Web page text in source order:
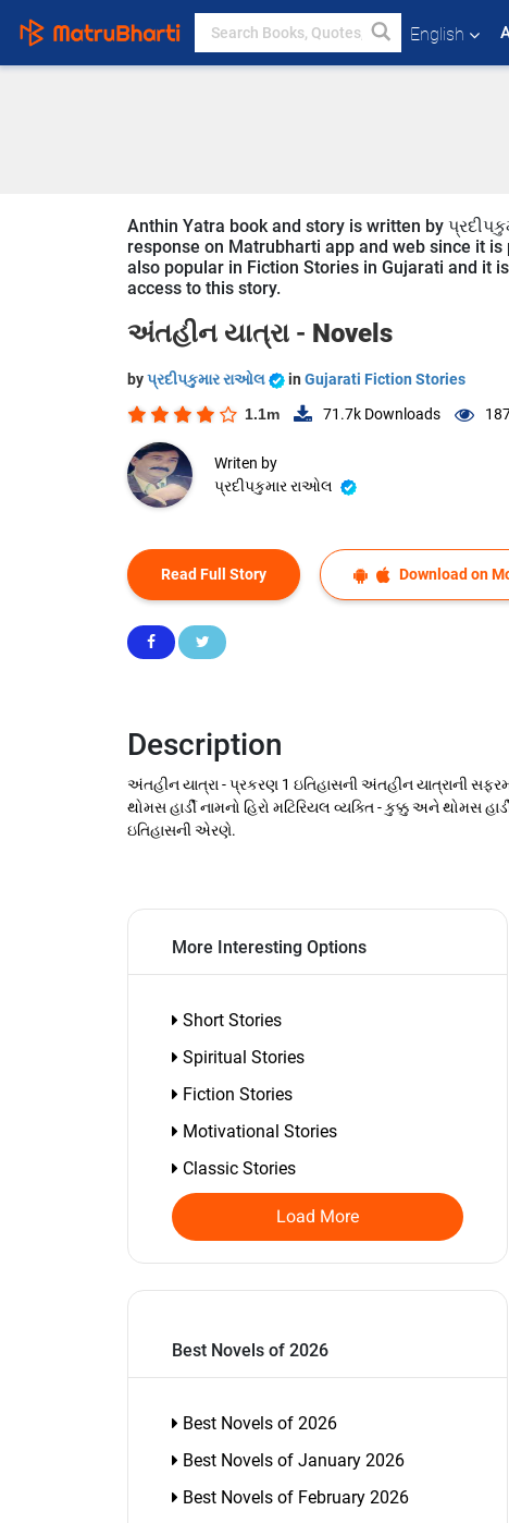
English
Anthin Yatra book and story is written by
response on Matrubharti app and web since it
also popular in Fiction Stories in Gujarati and it
access to this story.
અંતહીન યાત્રા - Novels
byપ્રદીપકુમાર રાઓલ in Gujarati Fiction Stories
1.1m 71.7k Downloads
Writen by
પ્રદીપકુમાર રાઓલ
Read Full Story Download on
Description
અંતહીન યાત્રા - પ્રકરણ 1 ઇતિહાસની અંતહીન યાત્રાની
થોમસ હાર્ડી નામનો હિરો મટિરિયલ વ્યક્તિ - કુક્કુ અને
ઇતિહાસની એરણે.
More Interesting Options
Short Stories
Spiritual Stories
Fiction Stories
Motivational Stories
Classic Stories
Load More
Best Novels of 2026
Best Novels of 2026
Best Novels of January 2026
Best Novels of February 2026